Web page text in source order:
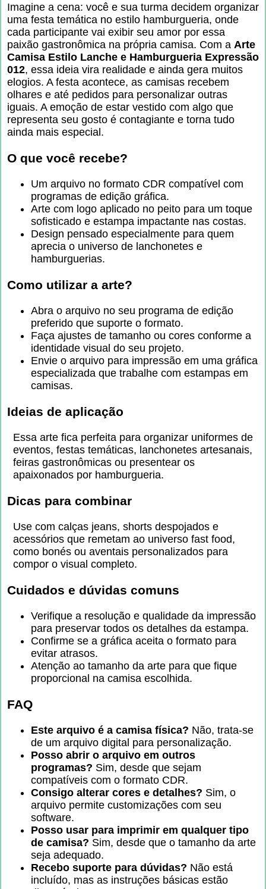
Imagine a cena: você e sua turma decidem organizar
uma festa temática no estilo hamburgueria, onde
cada participante vai exibir seu amor por essa
paixão gastronômica na própria camisa. Com a Arte
Camisa Estilo Lanche e Hamburgueria Expressão
012, essa ideia vira realidade e ainda gera muitos
elogios. A festa acontece, as camisas recebem
olhares e até pedidos para personalizar outras
iguais. A emoção de estar vestido com algo que
representa seu gosto é contagiante e torna tudo
ainda mais especial.
O que você recebe?
Um arquivo no formato CDR compatível com
programas de edição gráfica.
Arte com logo aplicado no peito para um toque
sofisticado e estampa impactante nas costas.
Design pensado especialmente para quem
aprecia o universo de lanchonetes e
hamburguerias.
Como utilizar a arte?
Abra o arquivo no seu programa de edição
preferido que suporte o formato.
Faça ajustes de tamanho ou cores conforme a
identidade visual do seu projeto.
Envie o arquivo para impressão em uma gráfica
especializada que trabalhe com estampas em
camisas.
Ideias de aplicação
Essa arte fica perfeita para organizar uniformes de
eventos, festas temáticas, lanchonetes artesanais,
feiras gastronômicas ou presentear os
apaixonados por hamburgueria.
Dicas para combinar
Use com calças jeans, shorts despojados e
acessórios que remetam ao universo fast food,
como bonés ou aventais personalizados para
compor o visual completo.
Cuidados e dúvidas comuns
Verifique a resolução e qualidade da impressão
para preservar todos os detalhes da estampa.
Confirme se a gráfica aceita o formato para
evitar atrasos.
Atenção ao tamanho da arte para que fique
proporcional na camisa escolhida.
FAQ
Este arquivo é a camisa física? Não, trata-se
de um arquivo digital para personalização.
Posso abrir o arquivo em outros
programas? Sim, desde que sejam
compatíveis com o formato CDR.
Consigo alterar cores e detalhes? Sim, o
arquivo permite customizações com seu
software.
Posso usar para imprimir em qualquer tipo
de camisa? Sim, desde que o tamanho da arte
seja adequado.
Recebo suporte para dúvidas? Não está
incluído, mas as instruções básicas estão